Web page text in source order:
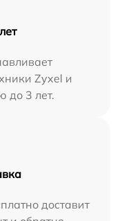
Zyxel и
до 3 лет.
доставит